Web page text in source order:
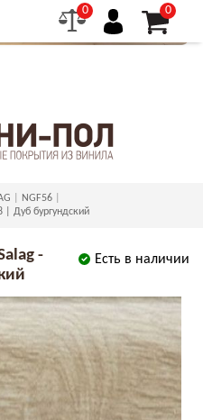
0 0
NGF56
| Дуб бургундский
Есть в наличии
-